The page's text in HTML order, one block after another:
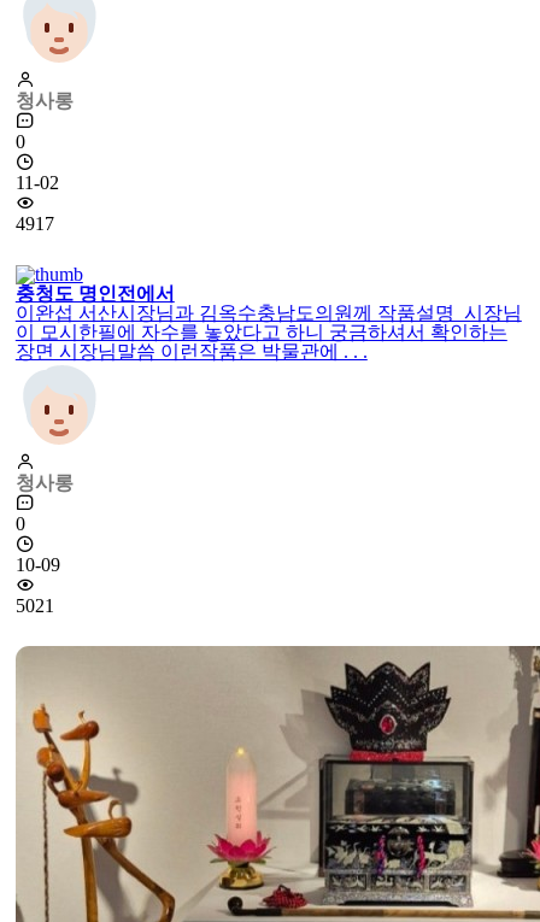
청사롱
0
11-02
4917
충청도 명인전에서
이완섭 서산시장님과 김옥수충남도의원께 작품설명 시장님
이 모시한필에 자수를 놓았다고 하니 궁금하셔서 확인하는
장면 시장님말씀 이런작품은 박물관에 . . .
청사롱
0
10-09
5021